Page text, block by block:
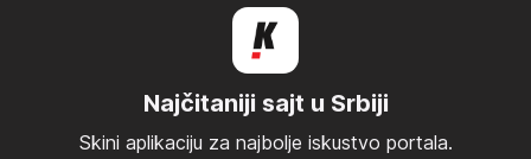
Najčitaniji sajt u Srbiji
Skini aplikaciju za najbolje iskustvo portala.